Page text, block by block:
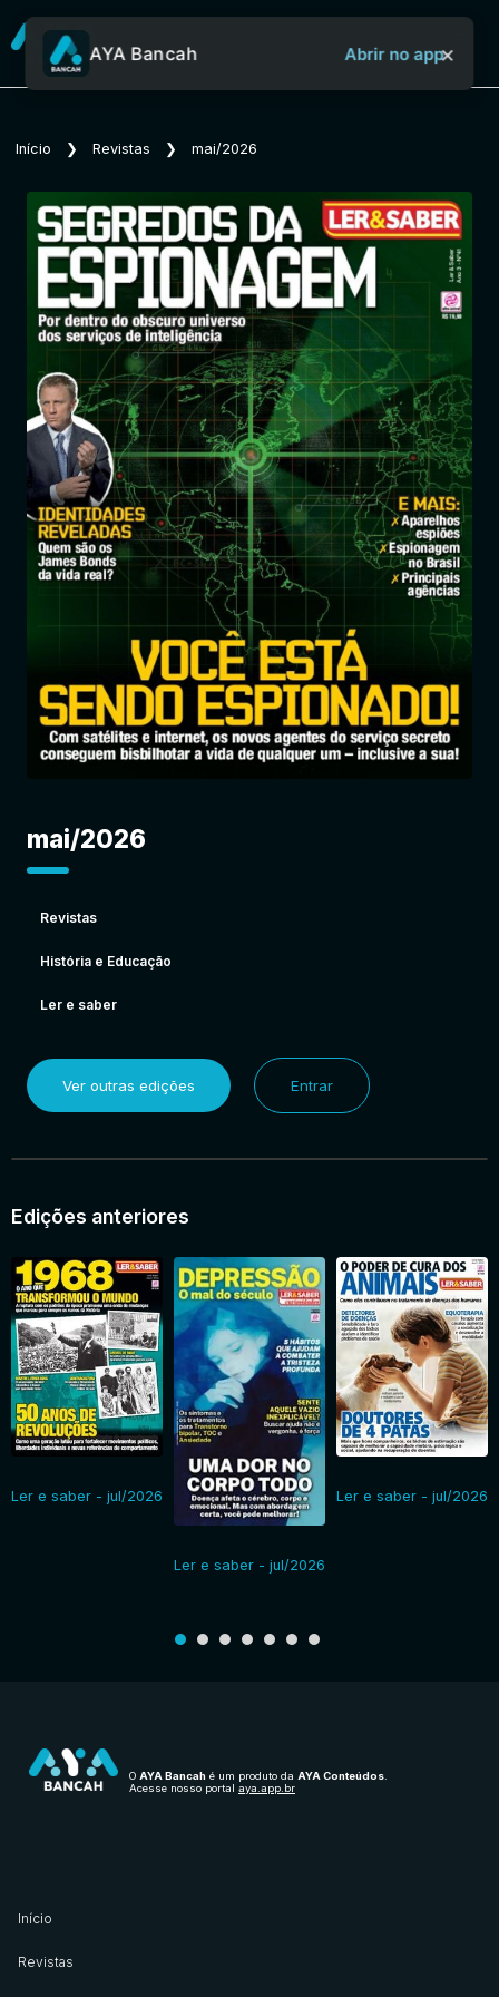
Sobre o Aya Bancah
Início
Revistas
Jornais
Notícias
Entrar
AYA Bancah Abrir no app×
Início ❯ Revistas ❯ mai/2026
mai/2026
Revistas
História e Educação
Ler e saber
Ver outras edições Entrar
Edições anteriores
Ler e saber - jul/2026
Ler e saber - jul/2026
Ler e saber - jul/2026
O AYA Bancah é um produto da AYA Conteúdos
Acesse nosso portal aya.app.br
Início
Revistas